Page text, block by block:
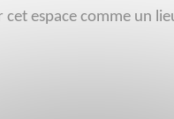
espace comme un